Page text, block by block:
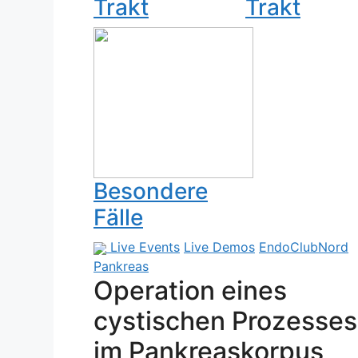
Trakt
Trakt
Besondere
Fälle
Live Events Live Demos EndoClubNord
Pankreas
Operation eines
cystischen Prozesses
im Pankreaskorpus